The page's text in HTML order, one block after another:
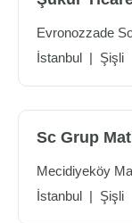
Evronozzade
İstanbul | Şişli
Sc Grup
Mecidiyeköy
İstanbul | Şişli